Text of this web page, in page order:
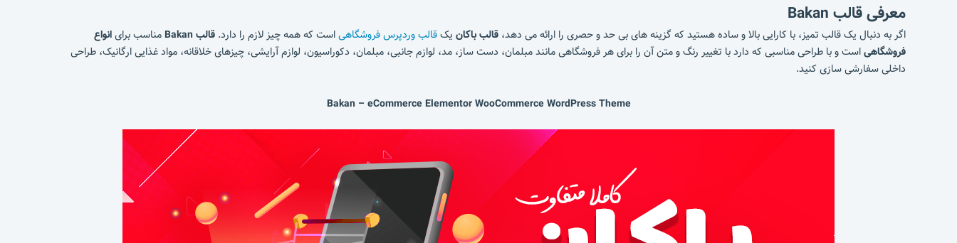
معرفی قالب Bakan
اگر به دنبال یک قالب تمیز، با کارایی بالا و ساده هستید که گزینه های بی حد و حصری را ارائه می دهد، قالب باکان یکقالب وردپرس فروشگاهیاست که همه چیز لازم را دارد. قالب Bakan مناسب برایانواع
فروشگاهیاست و با طراحی مناسبی که دارد با تغییر رنگ و متن آن را برای هر فروشگاهی مانند مبلمان، دست ساز، مد، لوازم جانبی، مبلمان، دکوراسیون، لوازم آرایشی، چیزهای خلاقانه، مواد غذایی ارگانیک، طراحی
داخلی سفارشی سازی کنید.
Bakan – eCommerce Elementor WooCommerce WordPress Theme